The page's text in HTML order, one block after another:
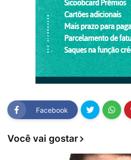
Facebook
Você vai gostar